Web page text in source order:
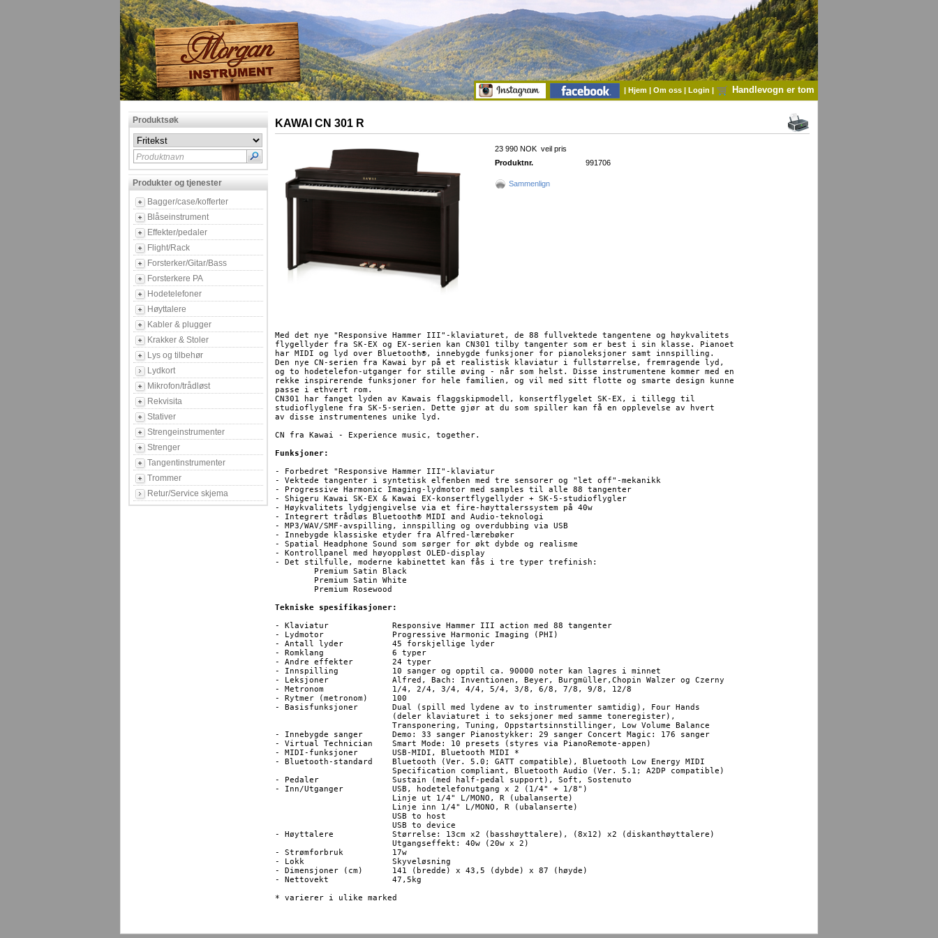
| Hjem | Om oss | Login | Handlevogn er tom
Produktsøk
Produktnavn
Produkter og tjenester
Bagger/case/kofferter
Blåseinstrument
Effekter/pedaler
Flight/Rack
Forsterker/Gitar/Bass
Forsterkere PA
Hodetelefoner
Høyttalere
Kabler & plugger
Krakker & Stoler
Lys og tilbehør
Lydkort
Mikrofon/trådløst
Rekvisita
Stativer
Strengeinstrumenter
Strenger
Tangentinstrumenter
Trommer
Retur/Service skjema
KAWAI CN 301 R
23 990 NOK veil pris
Produktnr.
991706
Sammenlign
Med det nye "Responsive Hammer III"-klaviaturet, de 88 fullvektede tangentene og høykvalitets
flygellyder fra SK-EX og EX-serien kan CN301 tilby tangenter som er best i sin klasse. Pianoet
har MIDI og lyd over Bluetooth®, innebygde funksjoner for pianoleksjoner samt innspilling.
Den nye CN-serien fra Kawai byr på et realistisk klaviatur i fullstørrelse, fremragende lyd,
og to hodetelefon-utganger for stille øving - når som helst. Disse instrumentene kommer med en
rekke inspirerende funksjoner for hele familien, og vil med sitt flotte og smarte design kunne
passe i ethvert rom.
CN301 har fanget lyden av Kawais flaggskipmodell, konsertflygelet SK-EX, i tillegg til
studioflyglene fra SK-5-serien. Dette gjør at du som spiller kan få en opplevelse av hvert
av disse instrumentenes unike lyd.
CN fra Kawai - Experience music, together.
Funksjoner:
- Forbedret "Responsive Hammer III"-klaviatur
- Vektede tangenter i syntetisk elfenben med tre sensorer og "let off"-mekanikk
- Progressive Harmonic Imaging-lydmotor med samples til alle 88 tangenter
- Shigeru Kawai SK-EX & Kawai EX-konsertflygellyder + SK-5-studioflygler
- Høykvalitets lydgjengivelse via et fire-høyttalerssystem på 40w
- Integrert trådløs Bluetooth® MIDI and Audio-teknologi
- MP3/WAV/SMF-avspilling, innspilling og overdubbing via USB
- Innebygde klassiske etyder fra Alfred-lærebøker
- Spatial Headphone Sound som sørger for økt dybde og realisme
- Kontrollpanel med høyoppløst OLED-display
- Det stilfulle, moderne kabinettet kan fås i tre typer trefinish:
Tekniske spesifikasjoner:
- Klaviatur 		Responsive Hammer III action med 88 tangenter
- Lydmotor 		Progressive Harmonic Imaging (PHI)
- Antall lyder 		45 forskjellige lyder
- Romklang 		6 typer
- Andre effekter	24 typer
- Innspilling		10 sanger og opptil ca. 90000 noter kan lagres i minnet
- Leksjoner 		Alfred, Bach: Inventionen, Beyer, Burgmüller,Chopin Walzer og Czerny
- Metronom 		1/4, 2/4, 3/4, 4/4, 5/4, 3/8, 6/8, 7/8, 9/8, 12/8
- Rytmer (metronom)	100
- Basisfunksjoner	Dual (spill med lydene av to instrumenter samtidig), Four Hands
- Innebygde sanger 	Demo: 33 sanger Pianostykker: 29 sanger Concert Magic: 176 sanger
- Virtual Technician	Smart Mode: 10 presets (styres via PianoRemote-appen)
- MIDI-funksjoner	USB-MIDI, Bluetooth MIDI *
- Bluetooth-standard 	Bluetooth (Ver. 5.0; GATT compatible), Bluetooth Low Energy MIDI
- Pedaler		Sustain (med half-pedal support), Soft, Sostenuto
- Inn/Utganger		USB, hodetelefonutgang x 2 (1/4" + 1/8")
- Høyttalere 		Størrelse: 13cm x2 (basshøyttalere), (8x12) x2 (diskanthøyttalere)
- Strømforbruk		17w
- Lokk			Skyveløsning
- Dimensjoner (cm) 	141 (bredde) x 43,5 (dybde) x 87 (høyde)
- Nettovekt		47,5kg